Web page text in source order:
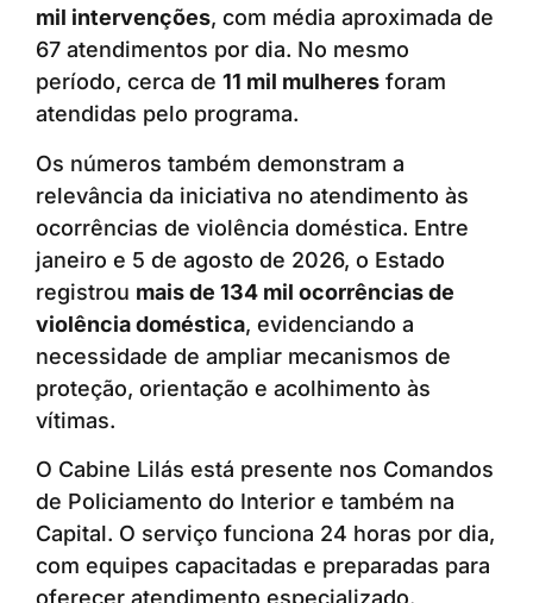
mil intervenções, com média aproximada de
67 atendimentos por dia. No mesmo
período, cerca de 11 mil mulheres foram
atendidas pelo programa.
Os números também demonstram a
relevância da iniciativa no atendimento às
ocorrências de violência doméstica. Entre
janeiro e 5 de agosto de 2026, o Estado
registrou mais de 134 mil ocorrências de
violência doméstica, evidenciando a
necessidade de ampliar mecanismos de
proteção, orientação e acolhimento às
vítimas.
O Cabine Lilás está presente nos Comandos
de Policiamento do Interior e também na
Capital. O serviço funciona 24 horas por dia,
com equipes capacitadas e preparadas para
oferecer atendimento especializado.